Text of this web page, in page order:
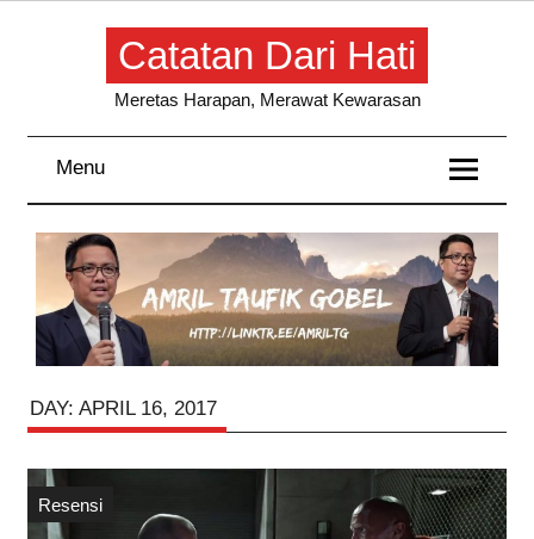
Skip
Catatan Dari Hati
Meretas Harapan, Merawat Kewarasan
Menu
DAY: APRIL 16, 2017
Resensi